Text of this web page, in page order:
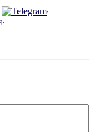
,
.